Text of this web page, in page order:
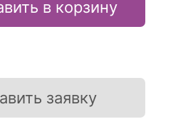
в корзину
заявку